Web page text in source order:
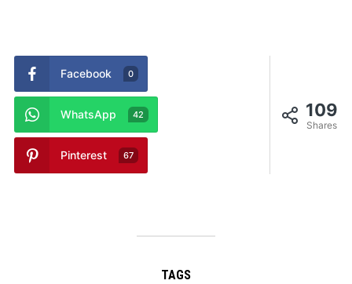
109
Shares
Facebook 0
WhatsApp 42
Pinterest 67
TAGS